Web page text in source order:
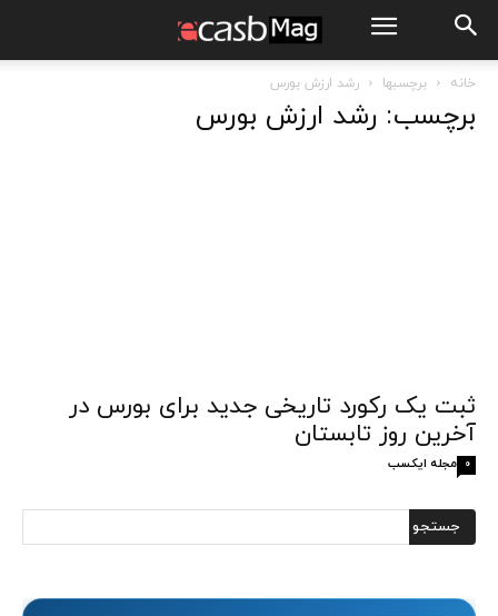
خانه برچسبها رشد ارزش بورس
برچسب: رشد ارزش بورس
ثبت یک رکورد تاریخی جدید برای بورس در
آخرین روز تابستان
مجله ایکسب 0